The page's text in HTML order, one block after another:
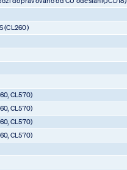
(CL260)
CL570)
CL570)
CL570)
CL570)